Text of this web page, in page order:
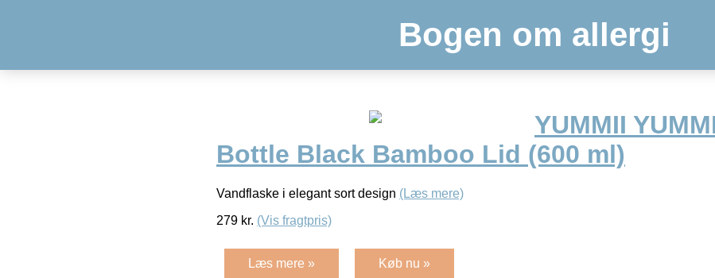
Bogen om allergi
YUMMII
Bottle Black Bamboo Lid (600 ml)
Vandflaske i elegant sort design (Læs mere)
279 kr. (Vis fragtpris)
Læs mere » Køb nu »